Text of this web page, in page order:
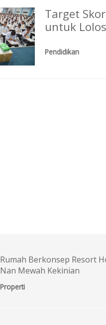
Target
untuk
Pendidikan
Rumah Berkonsep Resort
Nan Mewah Kekinian
Properti